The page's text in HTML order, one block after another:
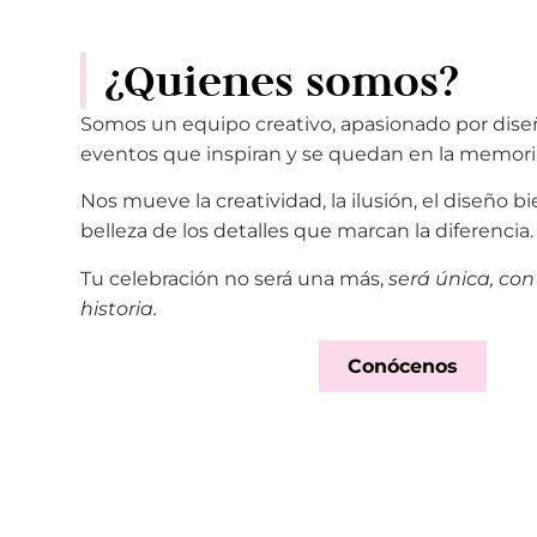
¿Quienes somos?
Somos un equipo creativo, apasionado por
eventos que inspiran y se quedan en la
Nos mueve la creatividad, la ilusión, el diseño
belleza de los detalles que marcan la diferencia.
Tu celebración no será una más,será única,
historia.
Conócenos